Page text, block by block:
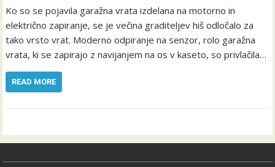
Ko so se pojavila garažna vrata izdelana na motorno in
električno zapiranje, se je večina graditeljev hiš odločalo za
tako vrsto vrat. Moderno odpiranje na senzor, rolo garažna
vrata, ki se zapirajo z navijanjem na os v kaseto, so privlačila…
READ MORE